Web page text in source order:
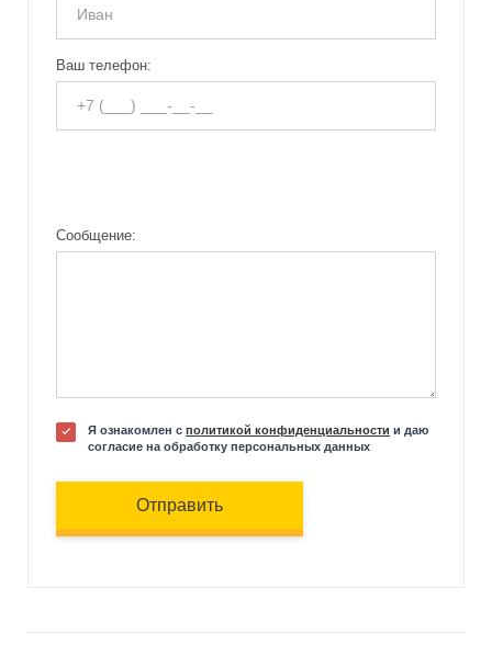
Ваш телефон:
Сообщение:
Я ознакомлен с политикой конфиденциальности и даю
согласие на обработку персональных данных
Отправить